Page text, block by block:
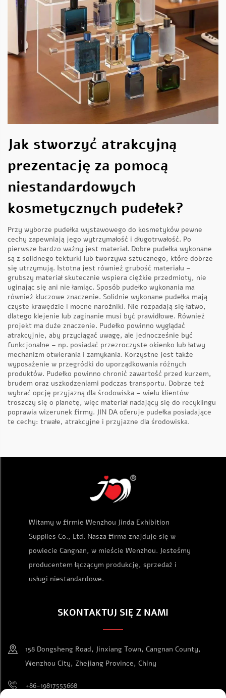
Jak stworzyć atrakcyjną
prezentację za pomocą
niestandardowych
kosmetycznych pudełek?
Przy wyborze pudełka wystawowego do kosmetyków pewne
cechy zapewniają jego wytrzymałość i długotrwałość. Po
pierwsze bardzo ważny jest materiał. Dobre pudełka wykonane
są z solidnego tekturki lub tworzywa sztucznego, które dobrze
się utrzymują. Istotna jest również grubość materiału –
grubszy materiał skutecznie wspiera ciężkie przedmioty, nie
uginając się ani nie łamiąc. Sposób pudełko wykonania ma
również kluczowe znaczenie. Solidnie wykonane pudełka mają
czyste krawędzie i mocne narożniki. Nie rozpadają się łatwo,
dlatego klejenie lub zaginanie musi być prawidłowe. Również
projekt ma duże znaczenie. Pudełko powinno wyglądać
atrakcyjnie, aby przyciągać uwagę, ale jednocześnie być
funkcjonalne – np. posiadać przezroczyste okienko lub łatwy
mechanizm otwierania i zamykania. Korzystne jest także
wyposażenie w przegródki do uporządkowania różnych
produktów. Pudełko powinno chronić zawartość przed kurzem,
brudem oraz uszkodzeniami podczas transportu. Dobrze też
wybrać opcję przyjazną dla środowiska – wielu klientów
troszczy się o planetę, więc materiał nadający się do recyklingu
poprawia wizerunek firmy. JIN DA oferuje pudełka posiadające
te cechy: trwałe, atrakcyjne i przyjazne dla środowiska.
Witamy w firmie Wenzhou Jinda Exhibition
Supplies Co., Ltd. Nasza firma znajduje się w
powiecie Cangnan, w mieście Wenzhou. Jesteśmy
producentem łączącym produkcję, sprzedaż i
usługi niestandardowe.
SKONTAKTUJ SIĘ Z NAMI
158 Dongsheng Road, Jinxiang Town, Cangnan County,
Wenzhou City, Zhejiang Province, Chiny
+86-19817553668